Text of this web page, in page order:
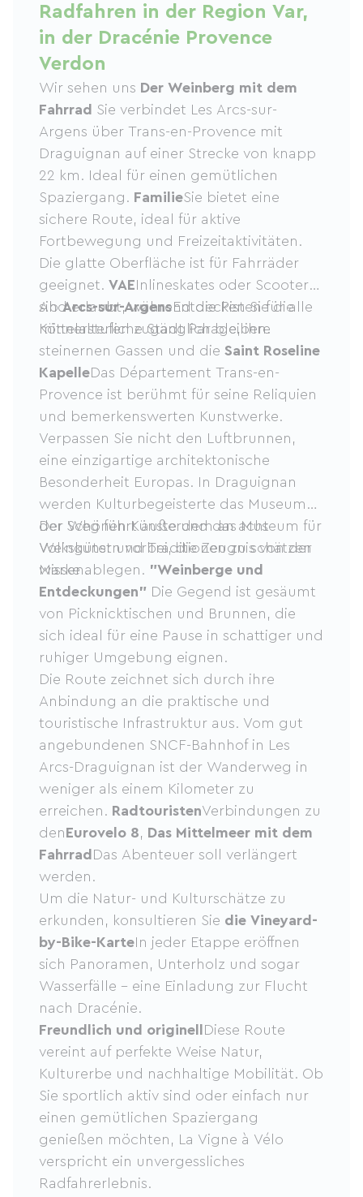
Radfahren in der Region Var,
in der Dracénie Provence
Verdon
Wir sehen uns Der Weinberg mit dem
Fahrrad Sie verbindet Les Arcs-sur-
Argens über Trans-en-Provence mit
Draguignan auf einer Strecke von knapp
22 km. Ideal für einen gemütlichen
Spaziergang. FamilieSie bietet eine
sichere Route, ideal für aktive
Fortbewegung und Freizeitaktivitäten.
Die glatte Oberfläche ist für Fahrräder
geeignet. VAEInlineskates oder Scooter
sind erlaubt, während die Pisten für alle
Könnerstufen zugänglich bleiben.
AbArcs-sur-ArgensEntdecken Sie die
mittelalterliche Stadt Parage, ihre
steinernen Gassen und die Saint Roseline
KapelleDas Département Trans-en-
Provence ist berühmt für seine Reliquien
und bemerkenswerten Kunstwerke.
Verpassen Sie nicht den Luftbrunnen,
eine einzigartige architektonische
Besonderheit Europas. In Draguignan
werden Kulturbegeisterte das Museum
der Schönen Künste und das Museum für
Volkskunst und Traditionen zu schätzen
wissen.
Der Weg führt außerdem an acht
Weingütern vorbei, die Zeugnis von der
Marke ablegen.
"Weinberge und
Entdeckungen" Die Gegend ist gesäumt
von Picknicktischen und Brunnen, die
sich ideal für eine Pause in schattiger und
ruhiger Umgebung eignen.
Die Route zeichnet sich durch ihre
Anbindung an die praktische und
touristische Infrastruktur aus. Vom gut
angebundenen SNCF-Bahnhof in Les
Arcs-Draguignan ist der Wanderweg in
weniger als einem Kilometer zu
erreichen. RadtouristenVerbindungen zu
denEurovelo 8
Das Mittelmeer mit dem
Fahrrad Das Abenteuer soll verlängert
werden.
Um die Natur- und Kulturschätze zu
erkunden, konsultieren Sie die Vineyard-
by-Bike-KarteIn jeder Etappe eröffnen
sich Panoramen, Unterholz und sogar
Wasserfälle – eine Einladung zur Flucht
nach Dracénie.
Freundlich und originell
Diese Route
vereint auf perfekte Weise Natur,
Kulturerbe und nachhaltige Mobilität. Ob
Sie sportlich aktiv sind oder einfach nur
einen gemütlichen Spaziergang
genießen möchten, La Vigne à Vélo
verspricht ein unvergessliches
Radfahrerlebnis.